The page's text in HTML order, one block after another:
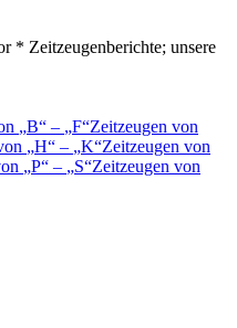
* Zeitzeugenberichte; unsere
B – F Zeitzeugen von
H – K Zeitzeugen von
P – S Zeitzeugen von